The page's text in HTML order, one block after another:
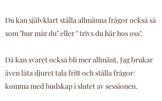
Du kan självklart ställa allmänna frågor också så
som "hur mår du" eller " trivs du här hos oss".
Då kan svaret också bli mer allmänt. Jag brukar
även låta djuret tala fritt och ställa frågor/
komma med budskap i slutet av sessionen.